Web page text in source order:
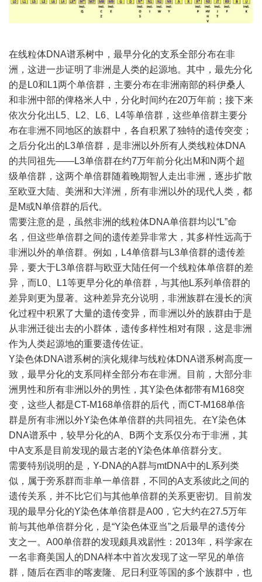
在线粒体DNA谱系树中，最早分化的支系全部分布在非
洲，这进一步证明了非洲是人类的起源地。其中，最先分化
的是L0和L1两个单倍群，主要分布在非洲南部的科伊桑人
和非洲中部的俾格米人中，分化时间约在20万年前；接下来
依次分化出L5、L2、L6、L4等单倍群，这些单倍群主要分
布在非洲不同地区的族群中，各自积累了独特的遗传突变；
之后分化出的L3单倍群，是非洲以外所有人类线粒体DNA
的共同祖先——L3单倍群在约7万年前分化出M和N两个超
级单倍群，这两个单倍群随着晚期智人走出非洲，逐步扩散
至欧亚大陆、美洲和大洋洲，所有非洲以外的现代人类，都
是M或N单倍群的后代。
需要注意的是，虽然非洲的线粒体DNA单倍群均以“L”命
名，但这些单倍群之间的遗传差异非常大，其多样性远高于
非洲以外的单倍群。例如，L4单倍群与L3单倍群的遗传差
异，要大于L3单倍群与欧亚大陆任何一个线粒体单倍群的差
异，而L0、L1等更早分化的单倍群，与其他L系列单倍群的
差异则更为显著。这种差异充分说明，非洲族群在漫长的演
化过程中积累了大量的遗传变异，而非洲以外的族群由于是
从非洲迁徙出去的小群体，遗传多样性相对有限，这是非洲
作为人类起源地的重要遗传佐证。
Y染色体DNA谱系树的演化规律与线粒体DNA谱系树高度一
致，最早分化的支系同样全部分布在非洲。目前，大部分非
洲男性和所有非洲以外的男性，其Y染色体都带有M168突
变，这些人都是CT-M168单倍群的后代，而CT-M168单倍
群是所有非洲以外Y染色体单倍群的共同祖先。在Y染色体
DNA谱系中，较早分化的A、B两个支系仅分布于非洲，其
中A支系是目前发现的最古老的Y染色体单倍群分支。
需要特别说明的是，Y-DNA的A群与mtDNA中的L系列类
似，属于旁系群而非单一单倍群，不同的A支系彼此之间的
遗传关系，并不比它们与其他单倍群的关系更密切。目前发
现的最早分化的Y染色体单倍群是A00，它大约在27.5万年
前与其他单倍群分化，是“Y染色体亚当”之后最早的遗传分
支之一。A00单倍群的发现颇具戏剧性：2013年，科学家在
一名非裔美国人的DNA样本中首次发现了这一罕见的单倍
群，随后在西非的喀麦隆、尼日利亚等国的多个族群中，也